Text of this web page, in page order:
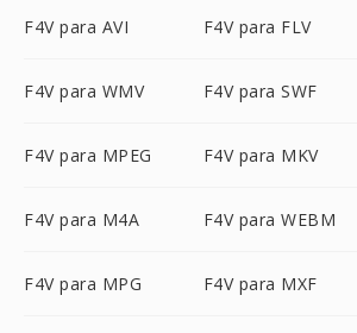
F4V para AVI F4V para FLV
F4V para WMV F4V para SWF
F4V para MPEG F4V para MKV
F4V para M4A F4V para WEBM
F4V para MPG F4V para MXF